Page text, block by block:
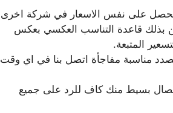
تحصل على نفس الاسعار في شركة اخرى
بذلك قاعدة التناسب العكسي بعكس
المتبعة.
مناسبة مفاجأة اتصل بنا في اي وقت
بسيط منك كاف للرد على جميع